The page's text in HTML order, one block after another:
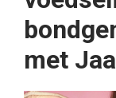
met